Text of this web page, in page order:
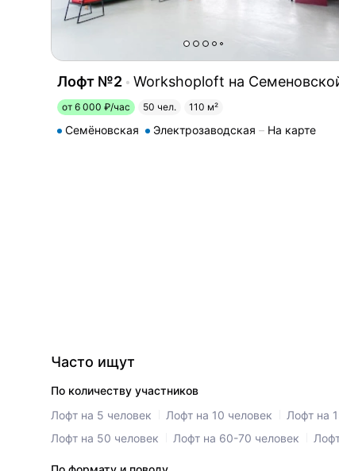
Лофт №2 Workshoploft на
от 6 000 ₽/час 50 чел. 110 м²
Семёновская Электрозаводская На карте
Часто ищут
По количеству участников
Лофт на 5 человек
Лофт на 10 человек Лофт на
Лофт на 50 человек
Лофт на 60-70 человек